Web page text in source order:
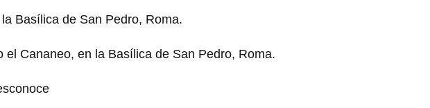
Basílica de San Pedro, Roma.
el Cananeo, en la Basílica de San Pedro, Roma.